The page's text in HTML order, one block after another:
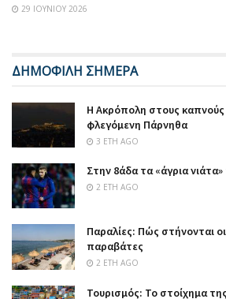
29 ΙΟΥΝΊΟΥ 2026
ΔΗΜΟΦΙΛΗ ΣΗΜΕΡΑ
Η Ακρόπολη στους
φλεγόμενη Πάρνηθα
3 ΈΤΗ AGO
Στην 8άδα τα «άγρια
2 ΈΤΗ AGO
Παραλίες: Πώς στήνονται
παραβάτες
2 ΈΤΗ AGO
Τουρισμός: Το στοίχημα